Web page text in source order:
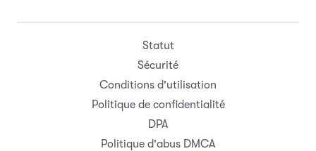
Statut
Sécurité
Conditions d'utilisation
Politique de confidentialité
DPA
Politique d'abus DMCA